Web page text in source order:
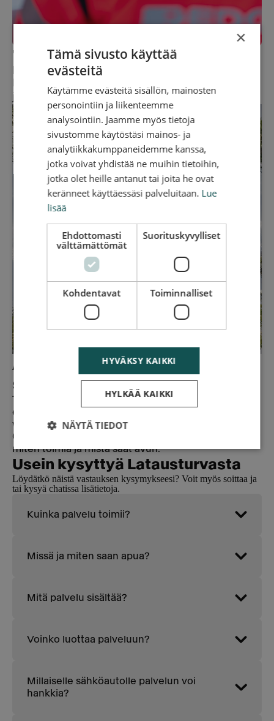
"Meihin voit olla aina yhteydessä
pulmatilanteissa tai matkan katketessa.
jatkamaan matkaa.
Ajatko hiihtolomalla
sähköautolla Lappiin?
Tämän vuoden hiihtolomaliikenteessä on aiempaa
enemmän sähköautoja, koska niiden määrä
vuodessa on lähes kaksinkertaistunut.
Ongelmiin on hyvä varautua etukäteen. Tällöin tiedät
miten toimia ja mistä saat avun.
Usein kysyttyä Latausturvasta
Löydätkö näistä vastauksen kysymykseesi? Voit myös soittaa ja
tai kysyä chatissa lisätietoja.
Kuinka palvelu toimii?
Missä ja miten saan apua?
Mitä palvelu sisältää?
Voinko luottaa palveluun?
Millaiselle sähköautolle palvelun voi
hankkia?
×
Tämä sivusto käyttää
evästeitä
Käytämme evästeitä sisällön, mainosten
personointiin ja liikenteemme
analysointiin. Jaamme myös tietoja
sivustomme käytöstäsi mainos- ja
analytiikkakumppaneidemme kanssa,
jotka voivat yhdistää ne muihin tietoihin,
jotka olet heille antanut tai joita he ovat
keränneet käyttäessäsi palveluitaan. Lue
lisää
Ehdottomasti
välttämättömät
Suorituskyvylliset
Kohdentavat Toiminnalliset
HYVÄKSY KAIKKI
HYLKÄÄ KAIKKI
NÄYTÄ TIEDOT